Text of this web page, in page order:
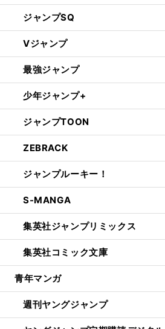
ジャンプSQ
Vジャンプ
最強ジャンプ
少年ジャンプ+
ジャンプTOON
ZEBRACK
ジャンプルーキー！
S-MANGA
集英社ジャンプリミックス
集英社コミック文庫
青年マンガ
週刊ヤングジャンプ